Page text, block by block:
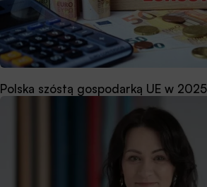
Polska szóstą gospodarką UE w